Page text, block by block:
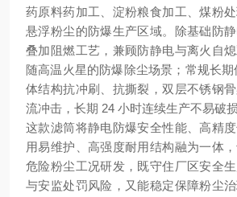
药原料药加工、淀粉粮食加工、煤粉
悬浮粉尘的防爆生产区域。除基础防
叠加阻燃工艺，兼顾防静电与离火自
随高温火星的防爆除尘场景；常规长
体结构抗冲刷、抗撕裂，双层不锈钢
流冲击，长期 24 小时连续生产不易破
这款滤筒将静电防爆安全性能、高精
用易维护、高强度耐用结构融为一体
危险粉尘工况研发，既守住厂区安全
与安监处罚风险，又能稳定保障粉尘